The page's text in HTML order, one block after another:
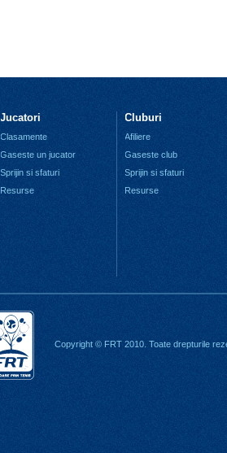
Jucatori
Clasamente
Gaseste un jucator
Sprijin si sfaturi
Resurse
Cluburi
Afiliere
Gaseste club
Sprijin si sfaturi
Resurse
Copyright © FRT 2010. Toate drepturile